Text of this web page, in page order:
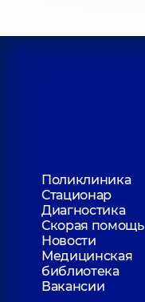
Поликлиника
Стационар
Диагностика
Скорая помощь
Новости
Медицинская
библиотека
Вакансии